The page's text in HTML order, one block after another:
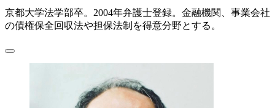
京都大学法学部卒。2004年弁護士登録。金融機関、事業会社
の債権保全回収法や担保法制を得意分野とする。